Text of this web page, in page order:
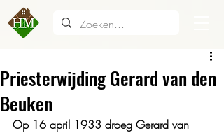
Priesterwijding Gerard van den
Beuken
Op 16 april 1933 droeg Gerard van